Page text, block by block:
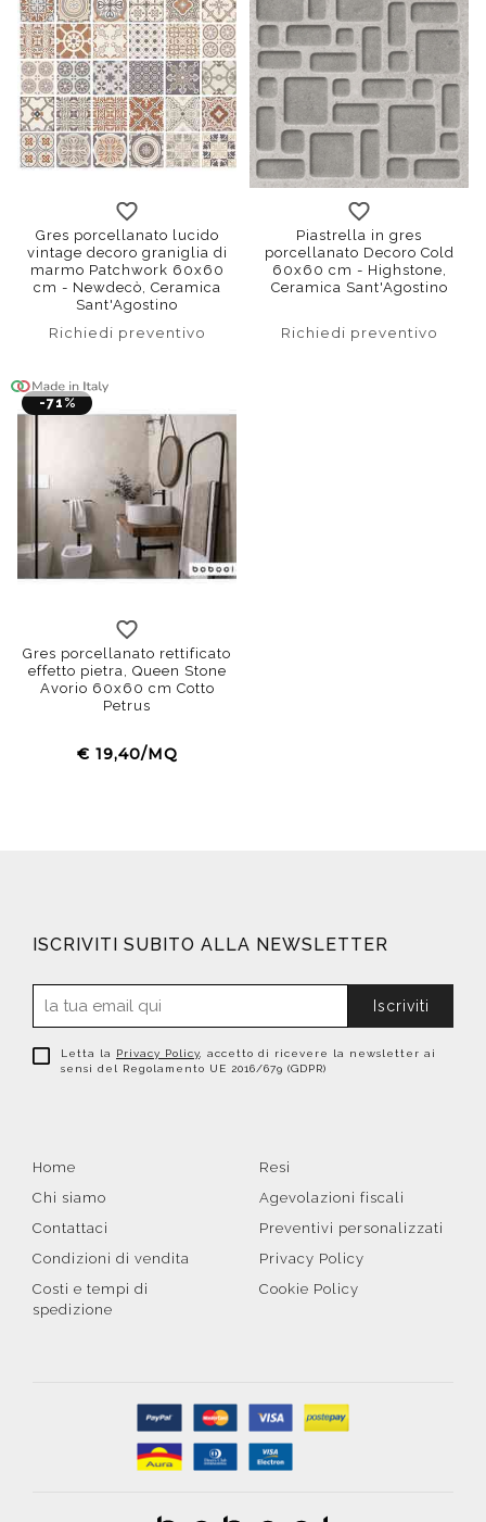
Gres porcellanato lucido
vintage decoro graniglia di
marmo Patchwork 60x60
cm - Newdecò, Ceramica
Sant'Agostino
Richiedi preventivo
Piastrella in gres
porcellanato Decoro Cold
60x60 cm - Highstone,
Ceramica Sant'Agostino
Richiedi preventivo
-71%
Gres porcellanato rettificato
effetto pietra, Queen Stone
Avorio 60x60 cm Cotto
Petrus
€ 19,40/MQ
ISCRIVITI SUBITO ALLA NEWSLETTER
Iscriviti
Letta la Privacy Policy , accetto di ricevere la newsletter ai
sensi del Regolamento UE 2016/679 (GDPR)
Home
Chi siamo
Contattaci
Condizioni di vendita
Costi e tempi di
spedizione
Resi
Agevolazioni fiscali
Preventivi personalizzati
Privacy Policy
Cookie Policy